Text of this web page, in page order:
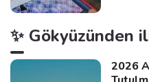
ve
nasıl
✨ Gökyüzünden
2026